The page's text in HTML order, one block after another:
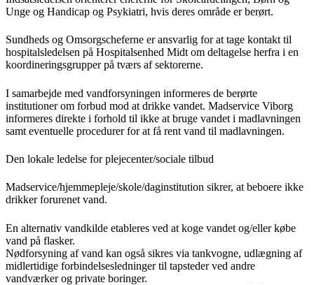
Unge og Handicap og Psykiatri, hvis deres område er berørt.
Sundheds og Omsorgscheferne er ansvarlig for at tage kontakt til
hospitalsledelsen på Hospitalsenhed Midt om deltagelse herfra i en
koordineringsgrupper på tværs af sektorerne.
I samarbejde med vandforsyningen informeres de berørte
institutioner om forbud mod at drikke vandet. Madservice Viborg
informeres direkte i forhold til ikke at bruge vandet i madlavningen
samt eventuelle procedurer for at få rent vand til madlavningen.
Den lokale ledelse for plejecenter/sociale tilbud
Madservice/hjemmepleje/skole/daginstitution sikrer, at beboere ikke
drikker forurenet vand.
En alternativ vandkilde etableres ved at koge vandet og/eller købe
vand på flasker.
Nødforsyning af vand kan også sikres via tankvogne, udlægning af
midlertidige forbindelsesledninger til tapsteder ved andre
vandværker og private boringer.